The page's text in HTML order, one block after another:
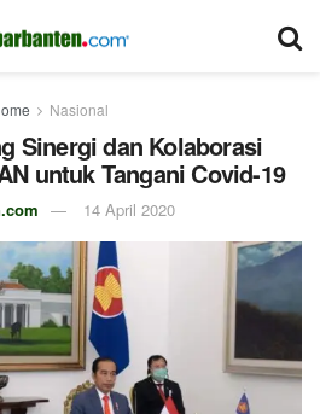
Nasional
Sinergi dan Kolaborasi
untuk Tangani Covid-19
14 April 2020